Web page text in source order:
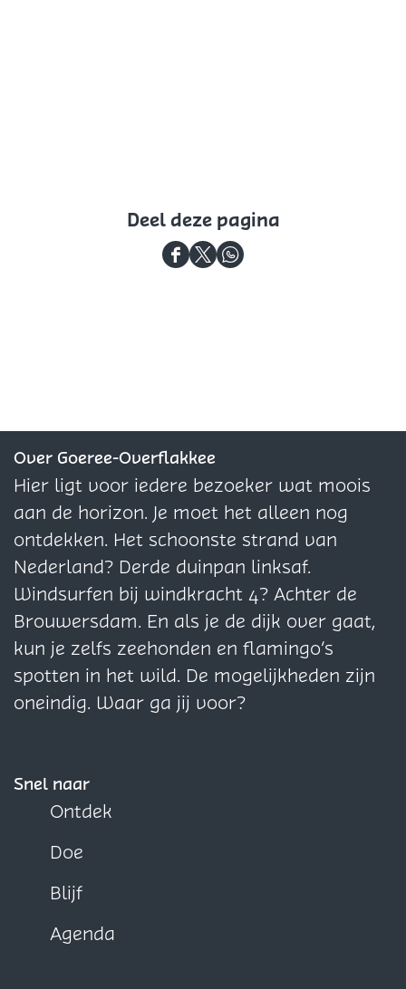
Deel deze pagina
D
z
e
p
a
g
i
n
a
o
p
F
D
z
e
p
a
g
i
n
a
o
p
X
D
z
p
a
g
i
n
a
o
p
W
Over Goeree-Overflakkee
Hier ligt voor iedere bezoeker wat moois
aan de horizon. Je moet het alleen nog
ontdekken. Het schoonste strand van
Nederland? Derde duinpan linksaf.
Windsurfen bij windkracht 4? Achter de
Brouwersdam. En als je de dijk over gaat,
kun je zelfs zeehonden en flamingo’s
spotten in het wild. De mogelijkheden zijn
oneindig. Waar ga jij voor?
Snel naar
Ontdek
Doe
Blijf
Agenda